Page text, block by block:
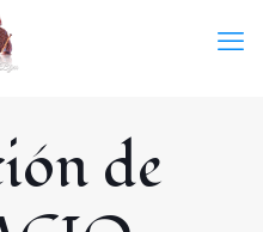
de